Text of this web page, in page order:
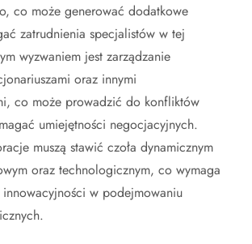
co może generować dodatkowe
zatrudnienia specjalistów w tej
wyzwaniem jest zarządzanie
oraz innymi
co może prowadzić do konfliktów
umiejętności negocjacyjnych.
muszą stawić czoła dynamicznym
oraz technologicznym, co wymaga
w podejmowaniu